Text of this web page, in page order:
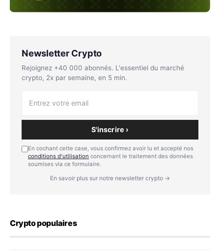
Newsletter Crypto
Rejoignez +40 000 abonnés. L'essentiel du marché
crypto, 2x par semaine, en 5 min.
S'inscrire ›
En cochant cette case, vous confirmez avoir lu et accepté nos
conditions d'utilisation concernant le traitement des données
soumises via ce formulaire.
En savoir plus sur notre newsletter crypto →
Crypto populaires